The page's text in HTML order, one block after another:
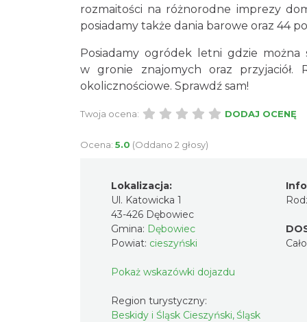
rozmaitości na różnorodne imprezy
posiadamy także dania barowe oraz 44
Posiadamy ogródek letni gdzie
w gronie znajomych oraz przyjaciół.
okolicznościowe. Sprawdź sam!
Twoja ocena: DODAJ OCENĘ
Ocena: 5.0 (Oddano 2 głosy)
Lokalizacja:
Ul. Katowicka 1
43-426 Dębowiec
Gmina: Dębowiec
Powiat: cieszyński
Pokaż wskazówki dojazdu
Region turystyczny:
Beskidy i Śląsk Cieszyński, Śląsk